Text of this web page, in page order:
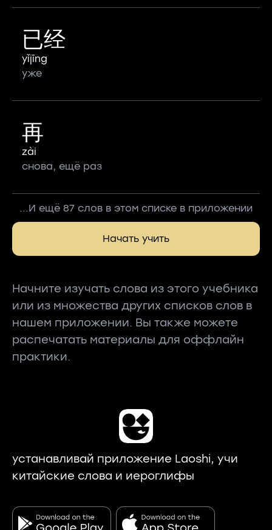
已经
yǐjīng
уже
再
zài
снова, ещё раз
...И ещё 87 слов в этом списке в приложении
Начать учить
Начните изучать слова из этого учебника
или из множества других списков слов в
нашем приложении. Вы также можете
распечатать материалы для оффлайн
практики.
устанавливай приложение Laoshi, учи
китайские слова и иероглифы